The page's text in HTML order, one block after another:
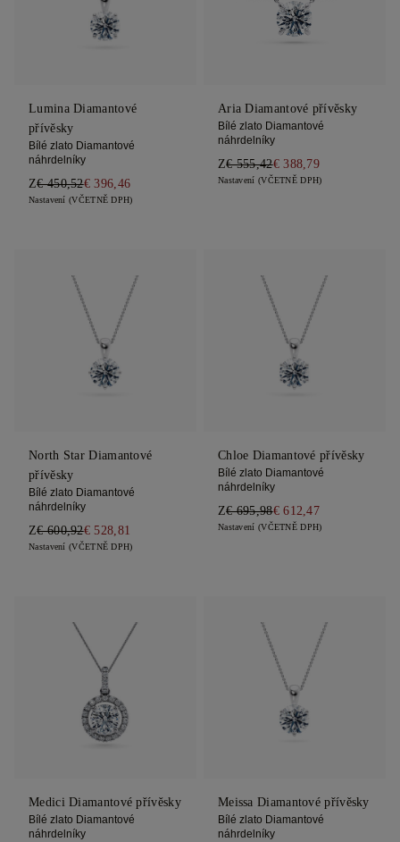
Lumina Diamantové
přívěsky
Bílé zlato Diamantové
náhrdelníky
Z€ 450,52€ 396,46
Nastavení (VČETNĚ DPH)
Aria Diamantové přívěsky
Bílé zlato Diamantové
náhrdelníky
Z€ 555,42€ 388,79
Nastavení (VČETNĚ DPH)
North Star Diamantové
přívěsky
Bílé zlato Diamantové
náhrdelníky
Z€ 600,92€ 528,81
Nastavení (VČETNĚ DPH)
Chloe Diamantové přívěsky
Bílé zlato Diamantové
náhrdelníky
Z€ 695,98€ 612,47
Nastavení (VČETNĚ DPH)
Medici Diamantové přívěsky
Bílé zlato Diamantové
náhrdelníky
Meissa Diamantové přívěsky
Bílé zlato Diamantové
náhrdelníky